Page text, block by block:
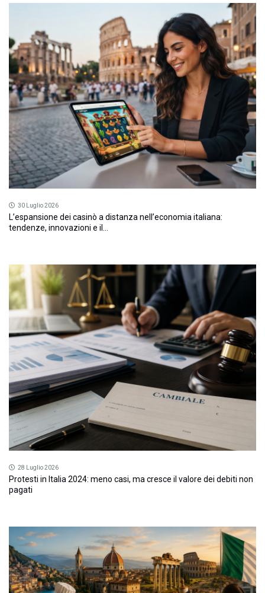
30 Luglio 2026
L’espansione dei casinò a distanza nell’economia italiana:
tendenze, innovazioni e il...
28 Luglio 2026
Protesti in Italia 2024: meno casi, ma cresce il valore dei debiti non
pagati